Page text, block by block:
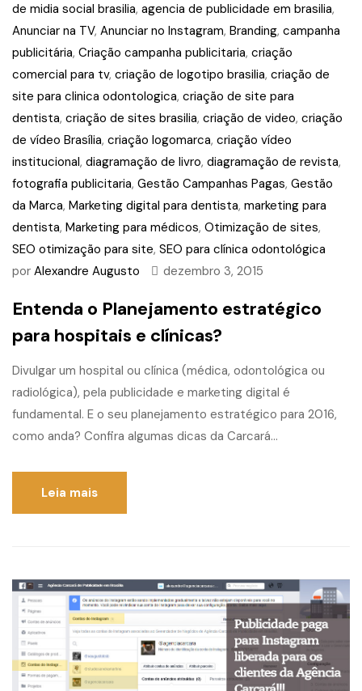
de midia social brasilia, agencia de publicidade em brasilia,
Anunciar na TV, Anunciar no Instagram, Branding, campanha
publicitária, Criação campanha publicitaria, criação
comercial para tv, criação de logotipo brasilia, criação de
site para clinica odontologica, criação de site para
dentista, criação de sites brasilia, criação de video, criação
de vídeo Brasília, criação logomarca, criação vídeo
institucional, diagramação de livro, diagramação de revista,
fotografia publicitaria, Gestão Campanhas Pagas, Gestão
da Marca, Marketing digital para dentista, marketing para
dentista, Marketing para médicos, Otimização de sites,
SEO otimização para site, SEO para clínica odontológica
por Alexandre Augusto dezembro 3, 2015
Entenda o Planejamento estratégico
para hospitais e clínicas?
Divulgar um hospital ou clínica (médica, odontológica ou
radiológica), pela publicidade e marketing digital é
fundamental. E o seu planejamento estratégico para 2016,
como anda? Confira algumas dicas da Carcará...
Leia mais